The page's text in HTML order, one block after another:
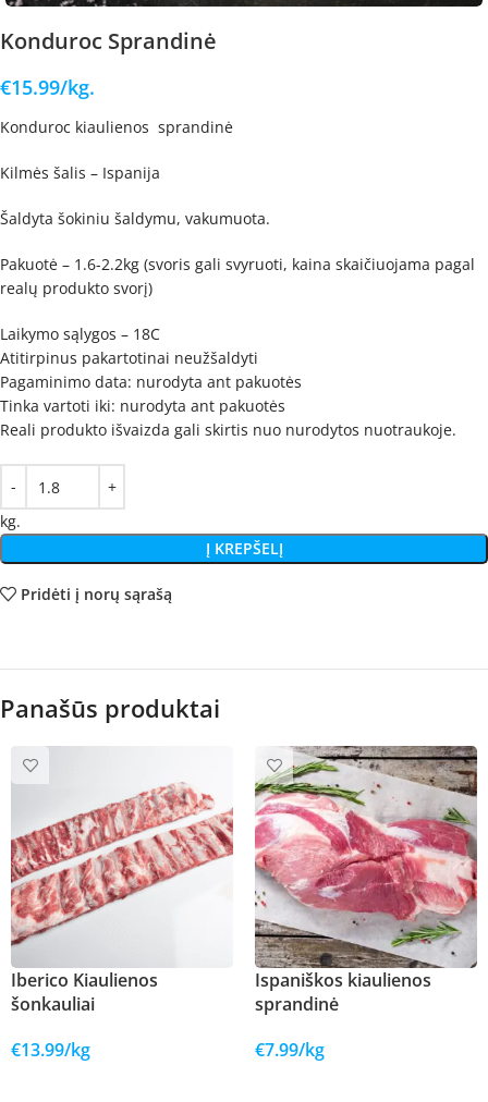
Konduroc Sprandinė
€15.99/kg.
Konduroc kiaulienos sprandinė
Kilmės šalis – Ispanija
Šaldyta šokiniu šaldymu, vakumuota.
Pakuotė – 1.6-2.2kg (svoris gali svyruoti, kaina skaičiuojama pagal
realų produkto svorį)
Laikymo sąlygos – 18C
Atitirpinus pakartotinai neužšaldyti
Pagaminimo data: nurodyta ant pakuotės
Tinka vartoti iki: nurodyta ant pakuotės
Reali produkto išvaizda gali skirtis nuo nurodytos nuotraukoje.
kg.
Į KREPŠELĮ
Pridėti į norų sąrašą
Panašūs produktai
Iberico Kiaulienos
šonkauliai
€13.99/kg
Ispaniškos kiaulienos
sprandinė
€7.99/kg